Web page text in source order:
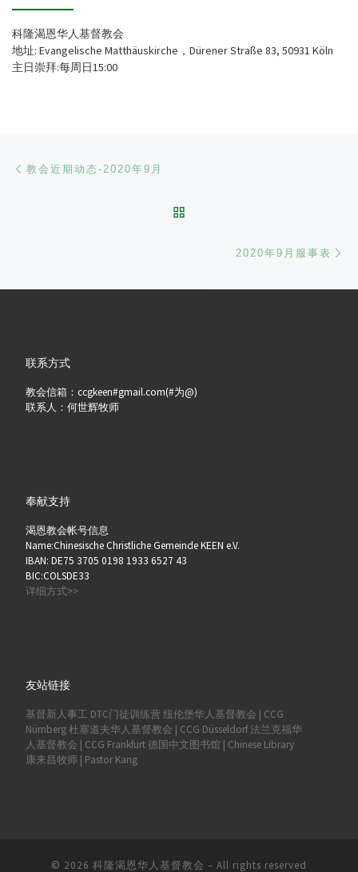
科隆渴恩华人基督教会
地址: Evangelische Matthäuskirche，Dürener Straße 83, 50931 Köln
主日崇拜:每周日15:00
教会近期动态-2020年9月
2020年9月服事表
联系方式
教会信箱：ccgkeen#gmail.com(#为@)
联系人：何世辉牧师
奉献支持
渴恩教会帐号信息
Name:Chinesische Christliche Gemeinde KEEN e.V.
IBAN: DE75 3705 0198 1933 6527 43
BIC:COLSDE33
详细方式>>
友站链接
基督新人事工 DTC门徒训练营 纽伦堡华人基督教会 | CCG
Nürnberg 杜塞道夫华人基督教会 | CCG Düsseldorf 法兰克福华
人基督教会 | CCG Frankfurt 德国中文图书馆 | Chinese Library
康来昌牧师 | Pastor Kang
© 2026 科隆渴恩华人基督教会 – All rights reserved